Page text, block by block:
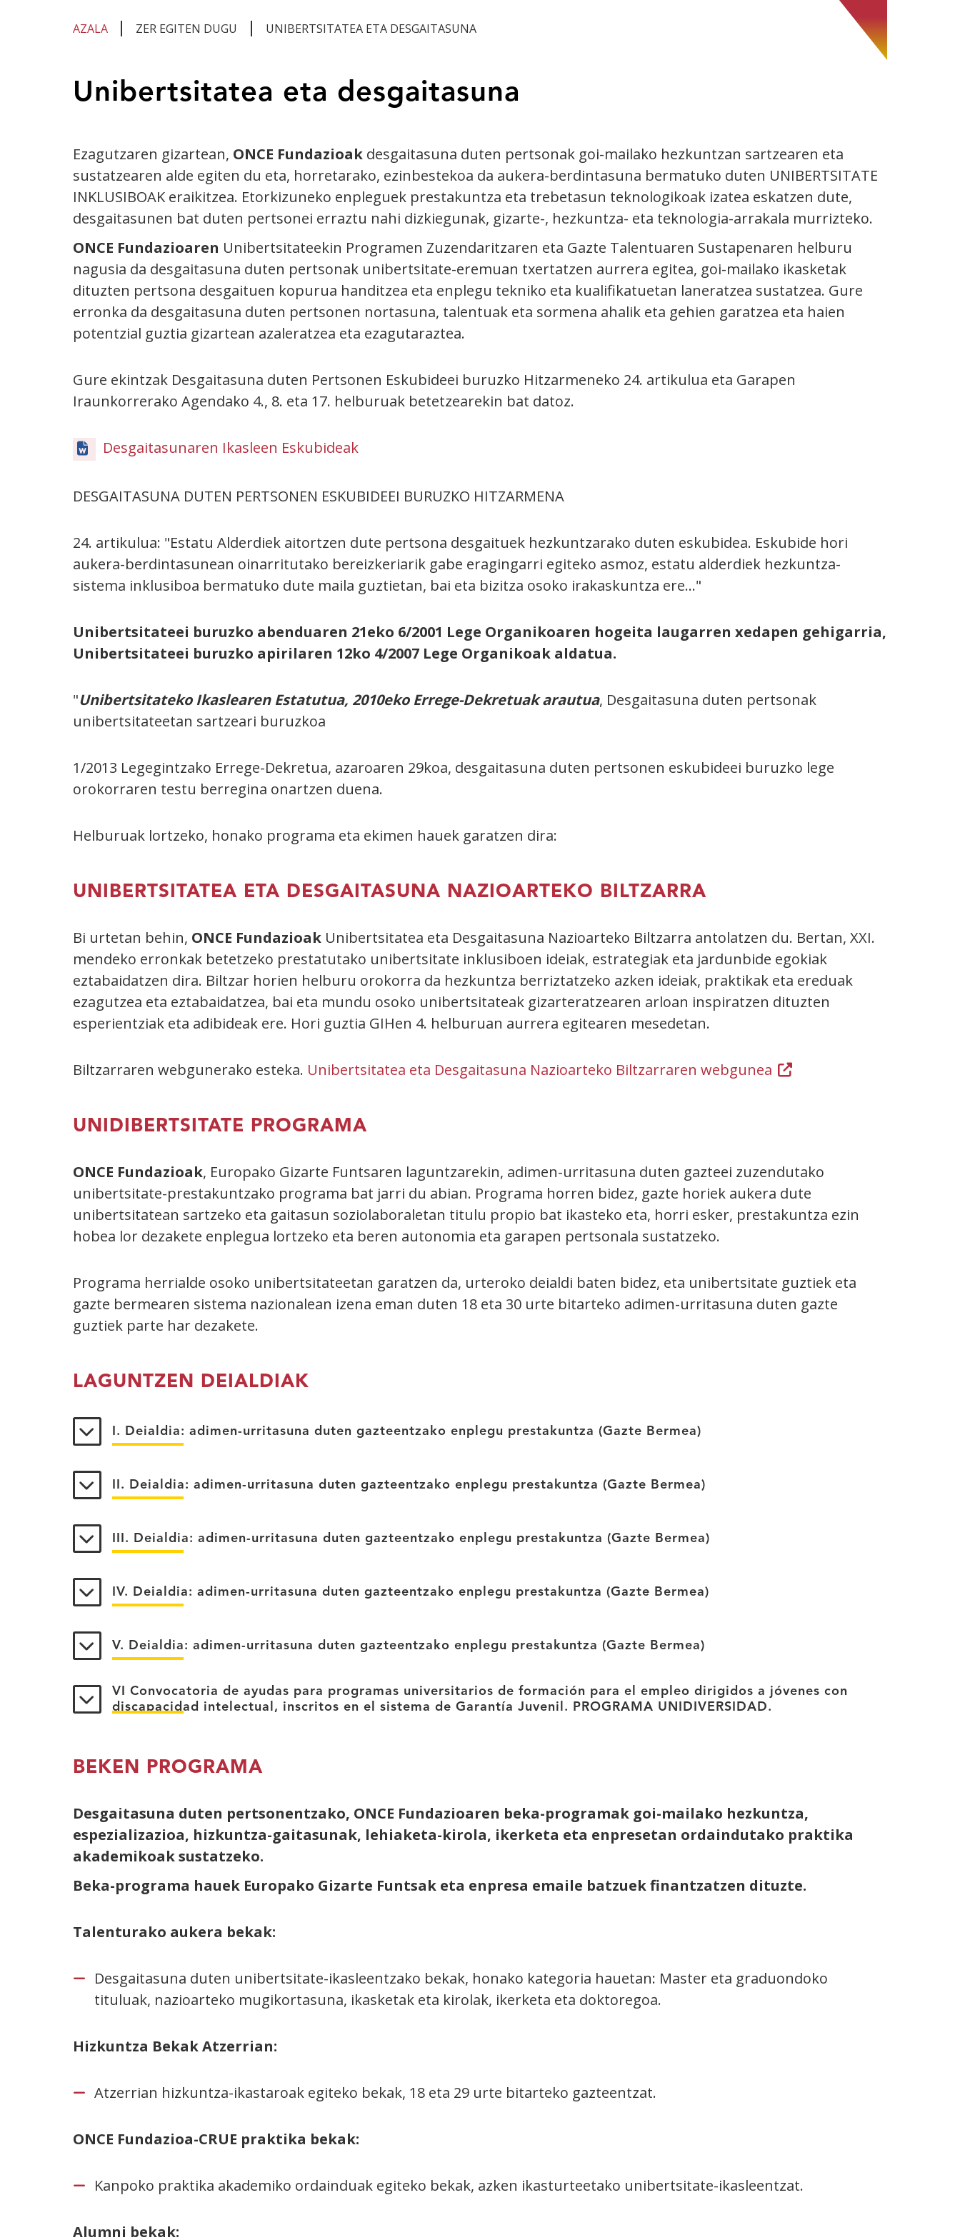
AZALA ZER EGITEN DUGU UNIBERTSITATEA ETA DESGAITASUNA
Unibertsitatea eta desgaitasuna
Ezagutzaren gizartean, ONCE Fundazioak desgaitasuna duten pertsonak goi-mailako hezkuntzan sartzearen eta
sustatzearen alde egiten du eta, horretarako, ezinbestekoa da aukera-berdintasuna bermatuko duten UNIBERTSITATE
INKLUSIBOAK eraikitzea. Etorkizuneko enpleguek prestakuntza eta trebetasun teknologikoak izatea eskatzen dute,
desgaitasunen bat duten pertsonei erraztu nahi dizkiegunak, gizarte-, hezkuntza- eta teknologia-arrakala murrizteko.
ONCE Fundazioaren Unibertsitateekin Programen Zuzendaritzaren eta Gazte Talentuaren Sustapenaren helburu
nagusia da desgaitasuna duten pertsonak unibertsitate-eremuan txertatzen aurrera egitea, goi-mailako ikasketak
dituzten pertsona desgaituen kopurua handitzea eta enplegu tekniko eta kualifikatuetan laneratzea sustatzea. Gure
erronka da desgaitasuna duten pertsonen nortasuna, talentuak eta sormena ahalik eta gehien garatzea eta haien
potentzial guztia gizartean azaleratzea eta ezagutaraztea.
Gure ekintzak Desgaitasuna duten Pertsonen Eskubideei buruzko Hitzarmeneko 24. artikulua eta Garapen
Iraunkorrerako Agendako 4., 8. eta 17. helburuak betetzearekin bat datoz.
Desgaitasunaren Ikasleen Eskubideak
DESGAITASUNA DUTEN PERTSONEN ESKUBIDEEI BURUZKO HITZARMENA
24. artikulua: "Estatu Alderdiek aitortzen dute pertsona desgaituek hezkuntzarako duten eskubidea. Eskubide hori
aukera-berdintasunean oinarritutako bereizkeriarik gabe eragingarri egiteko asmoz, estatu alderdiek hezkuntza-
sistema inklusiboa bermatuko dute maila guztietan, bai eta bizitza osoko irakaskuntza ere..."
Unibertsitateei buruzko abenduaren 21eko 6/2001 Lege Organikoaren hogeita laugarren xedapen gehigarria,
Unibertsitateei buruzko apirilaren 12ko 4/2007 Lege Organikoak aldatua.
"Unibertsitateko Ikaslearen Estatutua, 2010eko Errege-Dekretuak arautua, Desgaitasuna duten pertsonak
unibertsitateetan sartzeari buruzkoa
1/2013 Legegintzako Errege-Dekretua, azaroaren 29koa, desgaitasuna duten pertsonen eskubideei buruzko lege
orokorraren testu berregina onartzen duena.
Helburuak lortzeko, honako programa eta ekimen hauek garatzen dira:
UNIBERTSITATEA ETA DESGAITASUNA NAZIOARTEKO BILTZARRA
Bi urtetan behin, ONCE Fundazioak Unibertsitatea eta Desgaitasuna Nazioarteko Biltzarra antolatzen du. Bertan, XXI.
mendeko erronkak betetzeko prestatutako unibertsitate inklusiboen ideiak, estrategiak eta jardunbide egokiak
eztabaidatzen dira. Biltzar horien helburu orokorra da hezkuntza berriztatzeko azken ideiak, praktikak eta ereduak
ezagutzea eta eztabaidatzea, bai eta mundu osoko unibertsitateak gizarteratzearen arloan inspiratzen dituzten
esperientziak eta adibideak ere. Hori guztia GIHen 4. helburuan aurrera egitearen mesedetan.
Biltzarraren webgunerako esteka. Unibertsitatea eta Desgaitasuna Nazioarteko Biltzarraren webgunea (Ireki
UNIDIBERTSITATE PROGRAMA
ONCE Fundazioak, Europako Gizarte Funtsaren laguntzarekin, adimen-urritasuna duten gazteei zuzendutako
unibertsitate-prestakuntzako programa bat jarri du abian. Programa horren bidez, gazte horiek aukera dute
unibertsitatean sartzeko eta gaitasun soziolaboraletan titulu propio bat ikasteko eta, horri esker, prestakuntza ezin
hobea lor dezakete enplegua lortzeko eta beren autonomia eta garapen pertsonala sustatzeko.
Programa herrialde osoko unibertsitateetan garatzen da, urteroko deialdi baten bidez, eta unibertsitate guztiek eta
gazte bermearen sistema nazionalean izena eman duten 18 eta 30 urte bitarteko adimen-urritasuna duten gazte
guztiek parte har dezakete.
LAGUNTZEN DEIALDIAK
I. Deialdia: adimen-urritasuna duten gazteentzako enplegu prestakuntza (Gazte Bermea)
II. Deialdia: adimen-urritasuna duten gazteentzako enplegu prestakuntza (Gazte Bermea)
III. Deialdia: adimen-urritasuna duten gazteentzako enplegu prestakuntza (Gazte Bermea)
IV. Deialdia: adimen-urritasuna duten gazteentzako enplegu prestakuntza (Gazte Bermea)
V. Deialdia: adimen-urritasuna duten gazteentzako enplegu prestakuntza (Gazte Bermea)
VI Convocatoria de ayudas para programas universitarios de formación para el empleo dirigidos a jóvenes con
discapacidad intelectual, inscritos en el sistema de Garantía Juvenil. PROGRAMA UNIDIVERSIDAD.
BEKEN PROGRAMA
Desgaitasuna duten pertsonentzako, ONCE Fundazioaren beka-programak goi-mailako hezkuntza,
espezializazioa, hizkuntza-gaitasunak, lehiaketa-kirola, ikerketa eta enpresetan ordaindutako praktika
akademikoak sustatzeko.
Beka-programa hauek Europako Gizarte Funtsak eta enpresa emaile batzuek finantzatzen dituzte.
Talenturako aukera bekak:
Desgaitasuna duten unibertsitate-ikasleentzako bekak, honako kategoria hauetan: Master eta graduondoko
tituluak, nazioarteko mugikortasuna, ikasketak eta kirolak, ikerketa eta doktoregoa.
Hizkuntza Bekak Atzerrian:
Atzerrian hizkuntza-ikastaroak egiteko bekak, 18 eta 29 urte bitarteko gazteentzat.
ONCE Fundazioa-CRUE praktika bekak:
Kanpoko praktika akademiko ordainduak egiteko bekak, azken ikasturteetako unibertsitate-ikasleentzat.
Alumni bekak: